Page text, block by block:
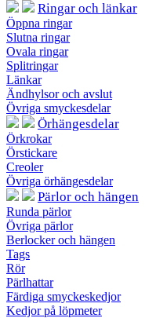
Ringar och länkar
Öppna ringar
Slutna ringar
Ovala ringar
Splitringar
Länkar
Ändhylsor och avslut
Övriga smyckesdelar
Örhängesdelar
Örkrokar
Örstickare
Creoler
Övriga örhängesdelar
Pärlor och hängen
Runda pärlor
Övriga pärlor
Berlocker och hängen
Tags
Rör
Pärlhattar
Färdiga smyckeskedjor
Kedjor på löpmeter